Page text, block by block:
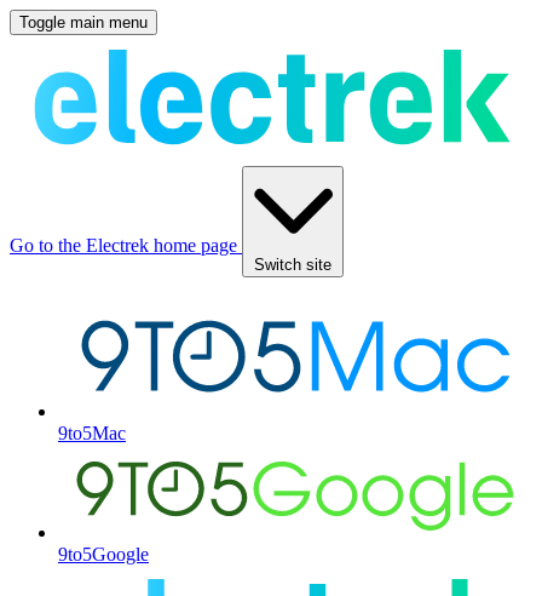
Toggle main menu
Go to the Electrek home page
Switch site
9to5Mac
9to5Google